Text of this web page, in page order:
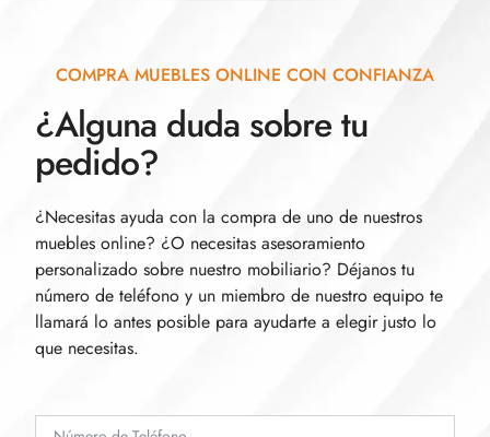
COMPRA MUEBLES ONLINE CON CONFIANZA
¿Alguna duda sobre tu
pedido?
¿Necesitas ayuda con la compra de uno de nuestros
muebles online? ¿O necesitas asesoramiento
personalizado sobre nuestro mobiliario? Déjanos tu
número de teléfono y un miembro de nuestro equipo te
llamará lo antes posible para ayudarte a elegir justo lo
que necesitas.